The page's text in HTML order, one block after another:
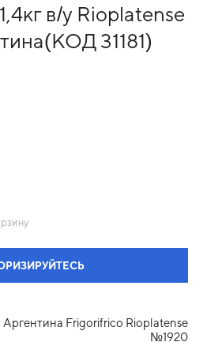
в/у Rioplatense
31181)
Аргентина Frigorifrico Rioplatense
№1920